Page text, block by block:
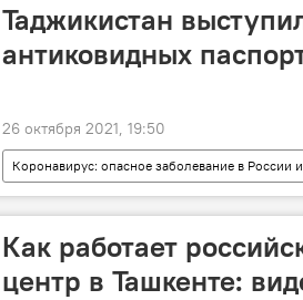
Таджикистан
антиковидных
26 октября 2021, 19:50
Коронавирус: опасное заболевание в России
СНГ
коронавирус
Как работает
центр в Ташкенте: